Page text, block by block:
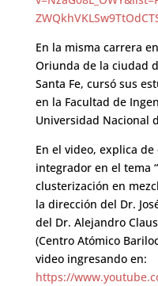
En la misma carrera
Oriunda de la ciudad
Santa Fe, cursó sus
en la Facultad de
Universidad Nacional
En el video, explica
integrador en el tema
clusterización en
la dirección del Dr.
del Dr. Alejandro
(Centro Atómico
video ingresando en:
https://